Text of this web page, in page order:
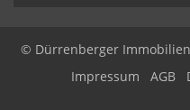
© Dürrenberger Immobilien
Impressum
AGB